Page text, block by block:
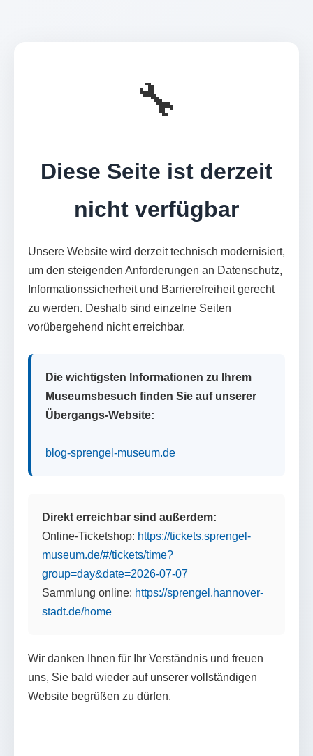
🔧
Diese Seite ist derzeit
nicht verfügbar
Unsere Website wird derzeit technisch modernisiert,
um den steigenden Anforderungen an Datenschutz,
Informationssicherheit und Barrierefreiheit gerecht
zu werden. Deshalb sind einzelne Seiten
vorübergehend nicht erreichbar.
Die wichtigsten Informationen zu Ihrem
Museumsbesuch finden Sie auf unserer
Übergangs-Website:
blog-sprengel-museum.de
Direkt erreichbar sind außerdem:
Online-Ticketshop: https://tickets.sprengel-
museum.de/#/tickets/time?
group=day&date=2026-07-07
Sammlung online: https://sprengel.hannover-
stadt.de/home
Wir danken Ihnen für Ihr Verständnis und freuen
uns, Sie bald wieder auf unserer vollständigen
Website begrüßen zu dürfen.